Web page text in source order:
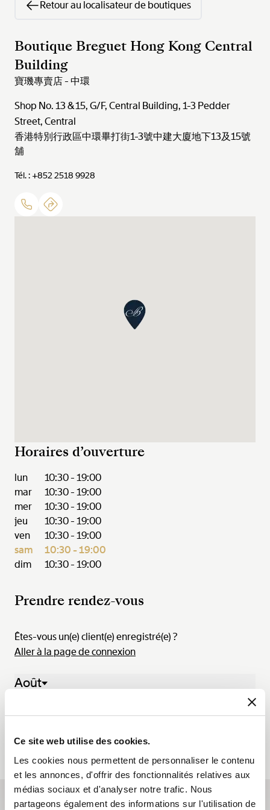
Ce site web utilise des cookies.
Les cookies nous permettent de personnaliser le contenu
et les annonces, d'offrir des fonctionnalités relatives aux
médias sociaux et d'analyser notre trafic. Nous
partageons également des informations sur l'utilisation de
Retour au localisateur de boutiques
Boutique Breguet Hong Kong Central
Building
寶璣專賣店 - 中環
Shop No. 13 & 15, G/F, Central Building, 1-3 Pedder
Street, Central
香港特別行政區中環畢打街1-3號中建大廈地下13及15號
舖
Tél. : +852 2518 9928
Horaires d’ouverture
lun
10:30 - 19:00
mar
10:30 - 19:00
mer
10:30 - 19:00
jeu
10:30 - 19:00
ven
10:30 - 19:00
sam
10:30 - 19:00
dim
10:30 - 19:00
Prendre rendez-vous
Êtes-vous un(e) client(e) enregistré(e) ?
Aller à la page de connexion
Août
03 04 05 06